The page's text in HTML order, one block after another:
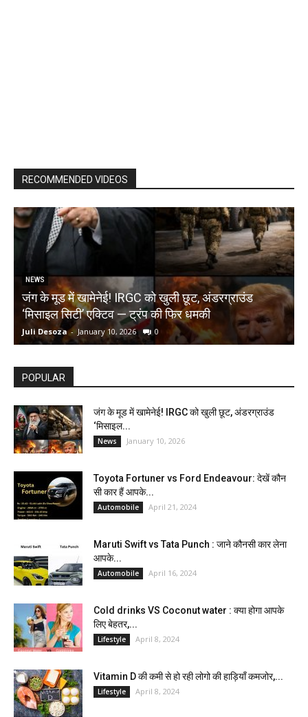
RECOMMENDED VIDEOS
NEWS
जंग के मूड में खामेनेई! IRGC को खुली छूट, अंडरग्राउंड
‘मिसाइल सिटी’ एक्टिव — ट्रंप की फिर धमकी
Juli Desoza - January 10, 2026 0
POPULAR
जंग के मूड में खामेनेई! IRGC को खुली छूट, अंडरग्राउंड
‘मिसाइल...
News January 10, 2026
Toyota Fortuner vs Ford Endeavour: देखें कौन
सी कार हैं आपके...
Automobile April 21, 2024
Maruti Swift vs Tata Punch : जाने कौनसी कार लेना
आपके...
Automobile April 16, 2024
Cold drinks VS Coconut water : क्या होगा आपके
लिए बेहतर,...
Lifestyle April 8, 2024
Vitamin D की कमी से हो रही लोगो की हाड़ियाँ कमजोर,...
Lifestyle April 8, 2024